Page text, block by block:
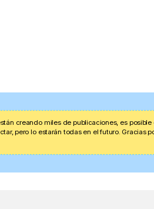
creando miles de publicaciones, es posible
pero lo estarán todas en el futuro. Gracias